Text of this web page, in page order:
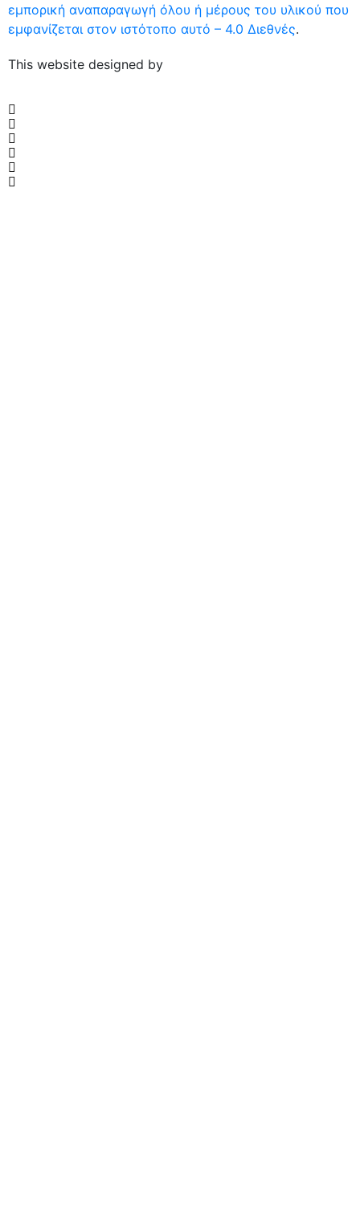
εμπορική αναπαραγωγή όλου ή μέρους του υλικού που
εμφανίζεται στον ιστότοπο αυτό – 4.0 Διεθνές.
This website designed by